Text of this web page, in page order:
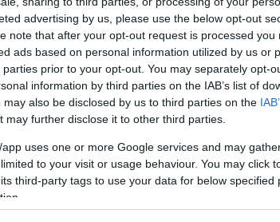
advertising by us, please use the below opt-out
note that after your opt-out request is processed you
ads based on personal information utilized by us or
prior to your opt-out. You may separately opt-
information by third parties on the IAB’s list of
also be disclosed by us to third parties on the
may further disclose it to other third parties.
uses one or more Google services and may
to your visit or usage behaviour. You may click
third-party tags to use your data for below specified